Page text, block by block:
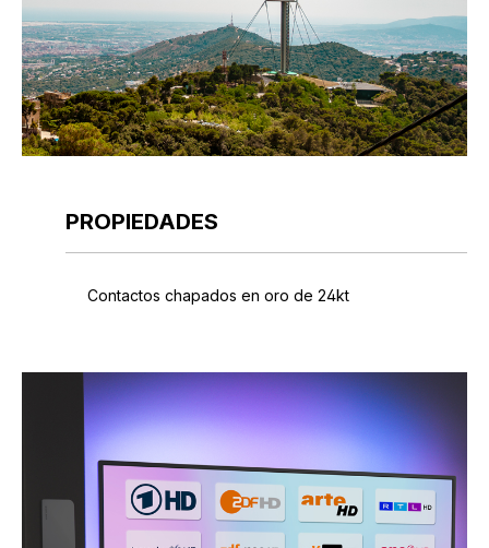
PROPIEDADES
Contactos chapados en oro de 24kt